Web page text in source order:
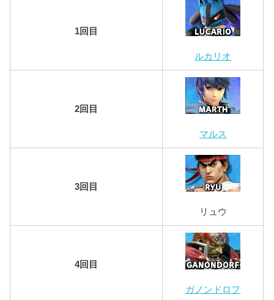
1回目
ルカリオ
2回目
マルス
3回目
リュウ
4回目
ガノンドロフ